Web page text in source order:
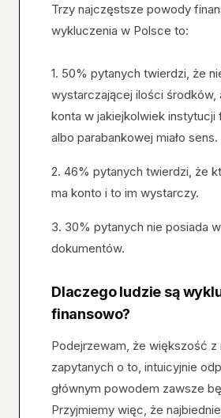
Trzy najczęstsze powody
wykluczenia w Polsce to:
1. 50% pytanych twierdzi, że
wystarczającej ilości środków,
konta w jakiejkolwiek instytucji
albo parabankowej miało sens.
2. 46% pytanych twierdzi, że
ma konto i to im wystarczy.
3. 30% pytanych nie posiada
dokumentów.
Dlaczego ludzie są
finansowo?
Podejrzewam, że większość z
zapytanych o to, intuicyjnie
głównym powodem zawsze
Przyjmiemy więc, że